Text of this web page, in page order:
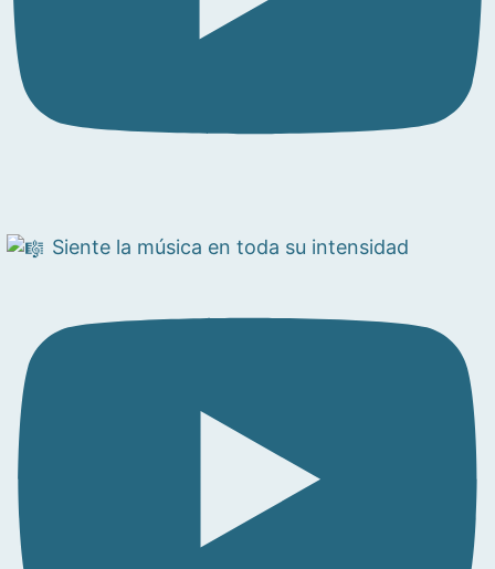
Siente la música en toda su intensidad